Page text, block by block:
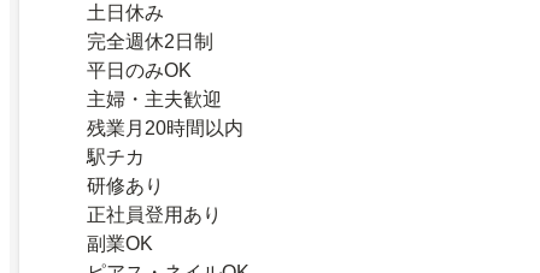
土日休み
完全週休2日制
平日のみOK
主婦・主夫歓迎
残業月20時間以内
駅チカ
研修あり
正社員登用あり
副業OK